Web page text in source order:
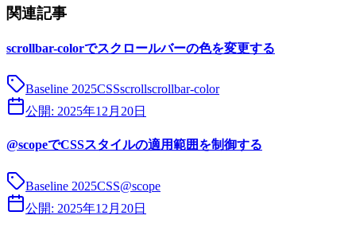
関連記事
scrollbar-colorでスクロールバーの色を変更する
Baseline 2025CSSscrollscrollbar-color
公開: 2025年12月20日
@scopeでCSSスタイルの適用範囲を制御する
Baseline 2025CSS@scope
公開: 2025年12月20日